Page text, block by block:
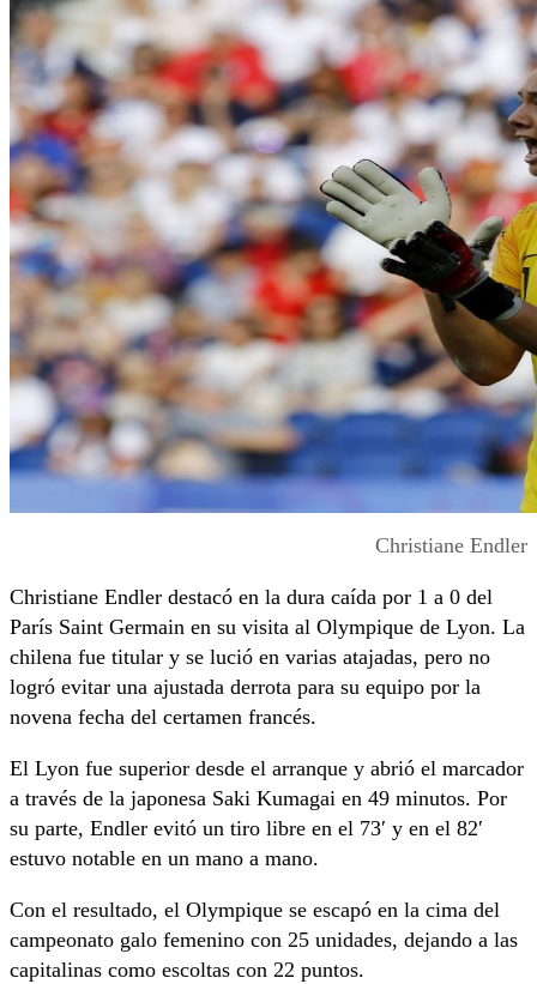
Christiane Endler
Christiane Endler destacó en la dura caída por 1 a 0 del
París Saint Germain en su visita al Olympique de Lyon. La
chilena fue titular y se lució en varias atajadas, pero no
logró evitar una ajustada derrota para su equipo por la
novena fecha del certamen francés.
El Lyon fue superior desde el arranque y abrió el marcador
a través de la japonesa Saki Kumagai en 49 minutos. Por
su parte, Endler evitó un tiro libre en el 73′ y en el 82′
estuvo notable en un mano a mano.
Con el resultado, el Olympique se escapó en la cima del
campeonato galo femenino con 25 unidades, dejando a las
capitalinas como escoltas con 22 puntos.